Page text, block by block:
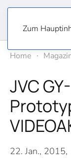
Zum
Home
JVC
22. Jan.,